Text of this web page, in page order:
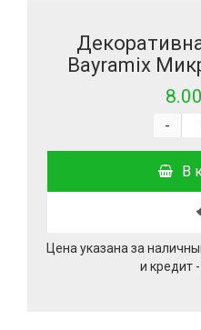
Bayramix
-
В
Цена указана за
и кредит